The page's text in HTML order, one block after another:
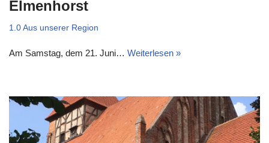
Elmenhorst
1.0 Aus unserer Region
Am Samstag, dem 21. Juni… Weiterlesen »